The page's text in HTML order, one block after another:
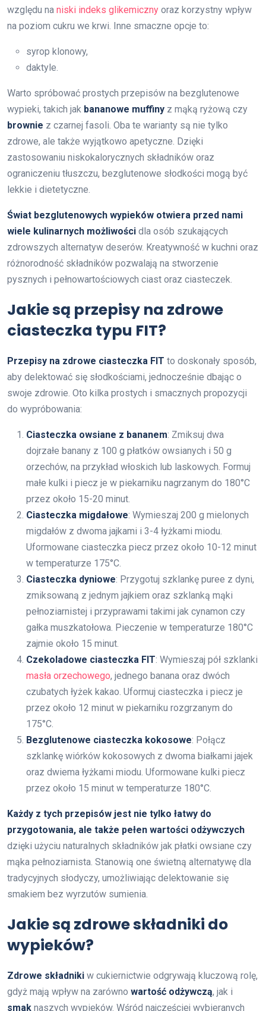
względu na niski indeks glikemiczny oraz korzystny wpływ
na poziom cukru we krwi. Inne smaczne opcje to:
syrop klonowy,
daktyle.
Warto spróbować prostych przepisów na bezglutenowe
wypieki, takich jak bananowe muffiny z mąką ryżową czy
brownie z czarnej fasoli. Oba te warianty są nie tylko
zdrowe, ale także wyjątkowo apetyczne. Dzięki
zastosowaniu niskokalorycznych składników oraz
ograniczeniu tłuszczu, bezglutenowe słodkości mogą być
lekkie i dietetyczne.
Świat bezglutenowych wypieków otwiera przed nami
wiele kulinarnych możliwości dla osób szukających
zdrowszych alternatyw deserów. Kreatywność w kuchni oraz
różnorodność składników pozwalają na stworzenie
pysznych i pełnowartościowych ciast oraz ciasteczek.
Jakie są przepisy na zdrowe
ciasteczka typu FIT?
Przepisy na zdrowe ciasteczka FIT to doskonały sposób,
aby delektować się słodkościami, jednocześnie dbając o
swoje zdrowie. Oto kilka prostych i smacznych propozycji
do wypróbowania:
Ciasteczka owsiane z bananem: Zmiksuj dwa
dojrzałe banany z 100 g płatków owsianych i 50 g
orzechów, na przykład włoskich lub laskowych. Formuj
małe kulki i piecz je w piekarniku nagrzanym do 180°C
przez około 15-20 minut.
Ciasteczka migdałowe: Wymieszaj 200 g mielonych
migdałów z dwoma jajkami i 3-4 łyżkami miodu.
Uformowane ciasteczka piecz przez około 10-12 minut
w temperaturze 175°C.
Ciasteczka dyniowe: Przygotuj szklankę puree z dyni,
zmiksowaną z jednym jajkiem oraz szklanką mąki
pełnoziarnistej i przyprawami takimi jak cynamon czy
gałka muszkatołowa. Pieczenie w temperaturze 180°C
zajmie około 15 minut.
Czekoladowe ciasteczka FIT: Wymieszaj pół szklanki
masła orzechowego, jednego banana oraz dwóch
czubatych łyżek kakao. Uformuj ciasteczka i piecz je
przez około 12 minut w piekarniku rozgrzanym do
175°C.
Bezglutenowe ciasteczka kokosowe: Połącz
szklankę wiórków kokosowych z dwoma białkami jajek
oraz dwiema łyżkami miodu. Uformowane kulki piecz
przez około 15 minut w temperaturze 180°C.
Każdy z tych przepisów jest nie tylko łatwy do
przygotowania, ale także pełen wartości odżywczych
dzięki użyciu naturalnych składników jak płatki owsiane czy
mąka pełnoziarnista. Stanowią one świetną alternatywę dla
tradycyjnych słodyczy, umożliwiając delektowanie się
smakiem bez wyrzutów sumienia.
Jakie są zdrowe składniki do
wypieków?
Zdrowe składniki w cukiernictwie odgrywają kluczową rolę,
gdyż mają wpływ na zarówno wartość odżywczą, jak i
smak naszych wypieków. Wśród najczęściej wybieranych